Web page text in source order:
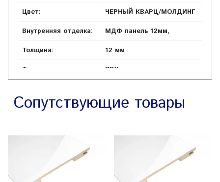
Цвет: ЧЕРНЫЙ КВАРЦ/МОЛДИНГ
Внутренняя отделка: МДФ панель 12мм,
Толщина: 12 мм
Тип пленки: ПВХ
Количество замков: 2
цилиндровый)
дополнительный:
Сопутствующие товары